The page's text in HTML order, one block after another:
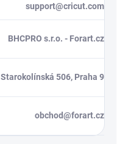
support@cricut.com
BHCPRO s.r.o. - Forart.cz
Starokolínská 506, Praha 9
obchod@forart.cz